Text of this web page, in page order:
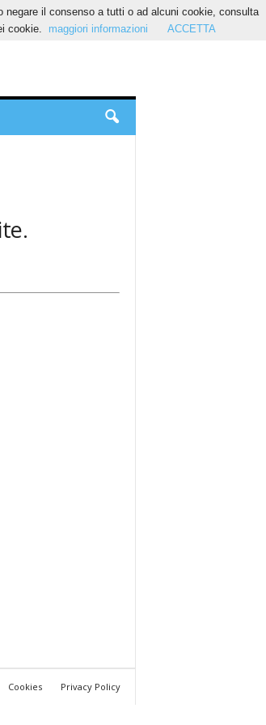
Cookies Privacy Policy
il consenso a tutti o ad alcuni cookie, consulta
cookie.
maggiori informazioni ACCETTA